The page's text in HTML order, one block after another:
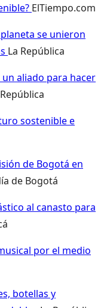
ElTiempo.com
se unieron
La República
aliado para hacer
sostenible e
de Bogotá en
de Bogotá
al canasto para
por el medio
botellas y